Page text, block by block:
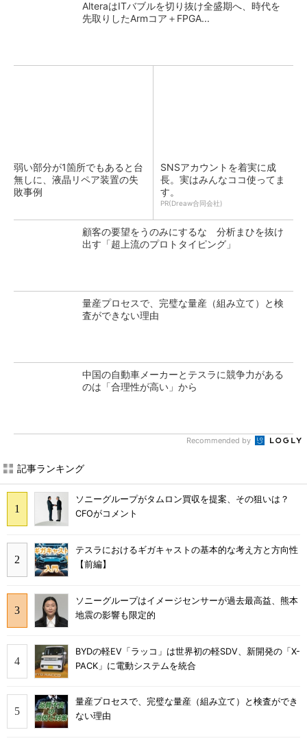
AlteraはITバブルを切り抜け全盛期へ、時代を
先取りしたArmコア＋FPGA...
弱い部分が1箇所でもあると台
無しに、液晶リペア装置の失
敗事例
SNSアカウントを着実に成
長。実はみんなココ使ってま
す。
PR(Dreaw合同会社)
顧客の要望をうのみにするな 分析まひを抜け
出す「超上流のプロトタイピング」
量産プロセスで、完璧な量産（組み立て）と検
査ができない理由
中国の自動車メーカーとテスラに競争力がある
のは「合理性が高い」から
Recommended by
記事ランキング
ソニーグループがタムロン買収を提案、その狙いは？
CFOがコメント
テスラにおけるギガキャストの基本的な考え方と方向性
【前編】
ソニーグループはイメージセンサーが過去最高益、熊本
地震の影響も限定的
BYDの軽EV「ラッコ」は世界初の軽SDV、新開発の「X-
PACK」に電動システムを統合
量産プロセスで、完璧な量産（組み立て）と検査ができ
ない理由